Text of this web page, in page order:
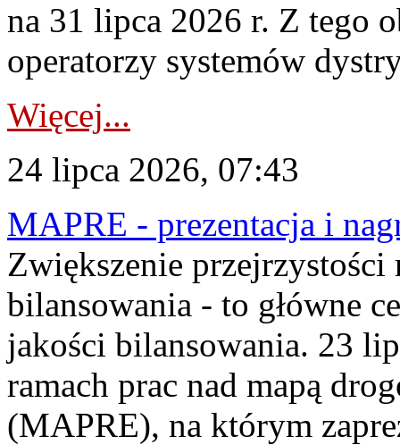
na 31 lipca 2026 r. Z tego
operatorzy systemów
Więcej...
24 lipca 2026, 07:43
MAPRE - prezentacja i
Zwiększenie
bilansowania - to główne
jakości bilansowania. 23
ramach prac nad mapą
(MAPRE), na którym